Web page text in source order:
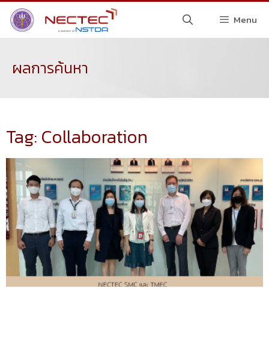
Menu
ผลการค้นหา
Tag: Collaboration